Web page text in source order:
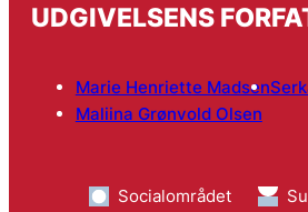
UDGIVELSENS
Marie Henriette Madsen
Maliina Grønvold Olsen
Socialområdet